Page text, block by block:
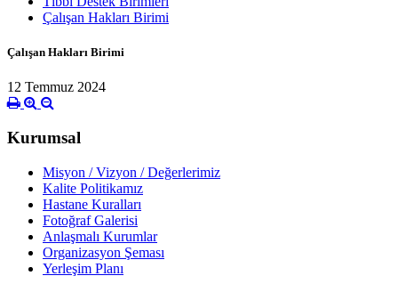
Çalışan Hakları Birimi
Çalışan Hakları Birimi
12 Temmuz 2024
Kurumsal
Misyon / Vizyon / Değerlerimiz
Kalite Politikamız
Hastane Kuralları
Fotoğraf Galerisi
Anlaşmalı Kurumlar
Organizasyon Şeması
Yerleşim Planı